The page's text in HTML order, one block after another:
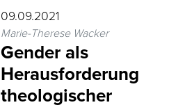
09.09.2021
Marie-Therese Wacker
Gender als
Herausforderung
theologischer